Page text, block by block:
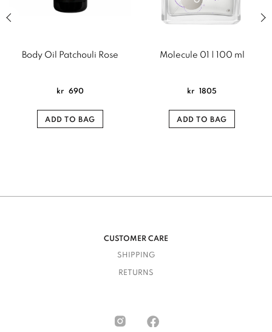
slide of related products slider
Body Oil Patchouli Rose
kr 690
ADD TO BAG
Molecule 01 | 100 ml
kr 1805
ADD TO BAG
CUSTOMER CARE
SHIPPING
RETURNS